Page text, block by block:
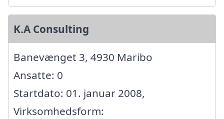
K.A Consulting
Banevænget 3, 4930 Maribo
Ansatte: 0
Startdato: 01. januar 2008,
Virksomhedsform: